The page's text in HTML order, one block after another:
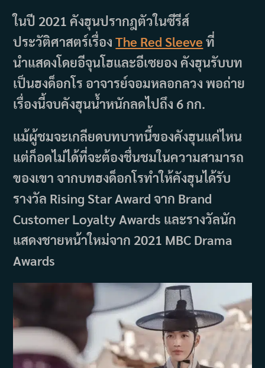
ในปี 2021 คังฮุนปรากฎตัวในซีรีส์
ประวัติศาสตร์เรื่องThe Red Sleeve ที่
นำแสดงโดยอีจุนโฮและอีเซยอง คังฮุนรับบท
เป็นฮงด็อกโร อาจารย์จอมหลอกลวง พอถ่าย
เรื่องนี้จบคังฮุนน้ำหนักลดไปถึง 6 กก.
แม้ผู้ชมจะเกลียดบทบาทนี้ของคังฮุนแค่ไหน
แต่ก็อดไม่ได้ที่จะต้องชื่นชมในความสามารถ
ของเขา จากบทฮงด็อกโรทำให้คังฮุนได้รับ
รางวัล Rising Star Award จาก Brand
Customer Loyalty Awards และรางวัลนัก
แสดงชายหน้าใหม่จาก 2021 MBC Drama
Awards